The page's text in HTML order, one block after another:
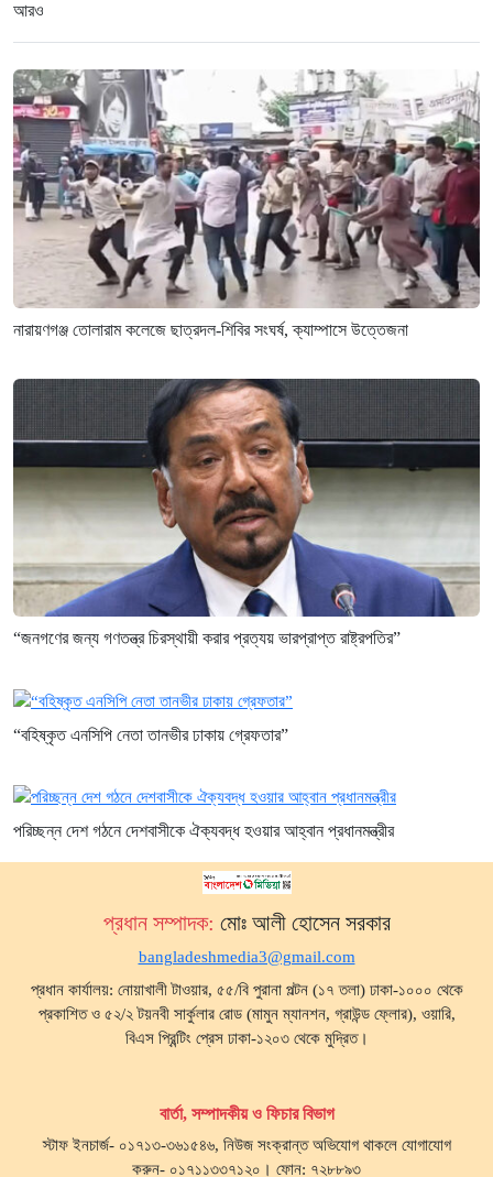
আরও
নারায়ণগঞ্জ তোলারাম কলেজে ছাত্রদল-শিবির সংঘর্ষ, ক্যাম্পাসে উত্তেজনা
“জনগণের জন্য গণতন্ত্র চিরস্থায়ী করার প্রত্যয় ভারপ্রাপ্ত রাষ্ট্রপতির”
“বহিষ্কৃত এনসিপি নেতা তানভীর ঢাকায় গ্রেফতার”
পরিচ্ছন্ন দেশ গঠনে দেশবাসীকে ঐক্যবদ্ধ হওয়ার আহ্বান প্রধানমন্ত্রীর
প্রধান সম্পাদক: মোঃ আলী হোসেন সরকার
bangladeshmedia3@gmail.com
প্রধান কার্যালয়: নোয়াখালী টাওয়ার, ৫৫/বি পুরানা পল্টন (১৭ তলা) ঢাকা-১০০০ থেকে
প্রকাশিত ও ৫২/২ টয়নবী সার্কুলার রোড (মামুন ম্যানশন, গ্রাউন্ড ফ্লোর), ওয়ারি,
বিএস প্রিন্টিং প্রেস ঢাকা-১২০৩ থেকে মুদ্রিত।
বার্তা, সম্পাদকীয় ও ফিচার বিভাগ
স্টাফ ইনচার্জ- ০১৭১৩-৩৬১৫৪৬, নিউজ সংক্রান্ত অভিযোগ থাকলে যোগাযোগ
করুন- ০১৭১১৩৩৭১২০। ফোন: ৭২৮৮৯৩